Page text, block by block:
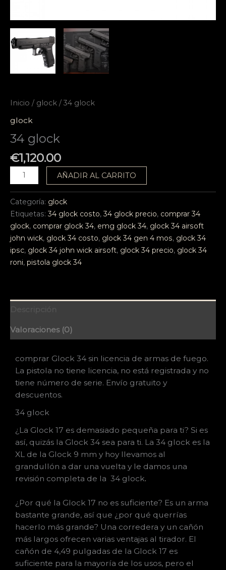
Inicio / glock / 34 glock
glock
34 glock
€1,120.00
AÑADIR AL CARRITO
Categoría: glock
Etiquetas: 34 glock costo, 34 glock precio, comprar 34
glock, comprar glock 34, emg glock 34, glock 34 airsoft
john wick, glock 34 costo, glock 34 gen 4 mos, glock 34
ipsc, glock 34 john wick airsoft, glock 34 precio, glock 34
roni, pistola glock 34
Valoraciones (0)
comprar Glock 34 sin licencia de armas de fuego.
La pistola no tiene licencia, no está registrada y no
tiene número de serie. Envío gratuito y
descuentos.
34 glock
¿La Glock 17 es demasiado pequeña para ti? Si es
así, quizás la Glock 34 sea para ti. La 34 glock es la
XL de la Glock 9 mm y hoy llevamos al
grandullón a dar una vuelta y le damos una
revisión completa de la 34 glock.
¿Por qué la Glock 17 no es suficiente? Es un arma
bastante grande, así que ¿por qué querrías
hacerlo más grande? Una corredera y un cañón
más largos ofrecen varias ventajas al tirador. El
cañón de 4,49 pulgadas de la Glock 17 es
suficiente para la mayoría de los usos, pero el